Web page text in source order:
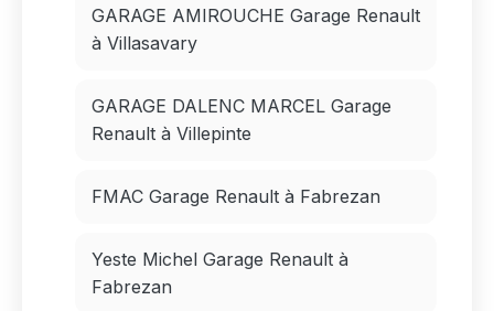
GARAGE AMIROUCHE Garage Renault
à Villasavary
GARAGE DALENC MARCEL Garage
Renault à Villepinte
FMAC Garage Renault à Fabrezan
Yeste Michel Garage Renault à
Fabrezan